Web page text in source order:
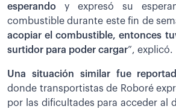
esperando y expresó su
combustible durante este fin de
acopiar el combustible, entonces
surtidor para poder cargar”, explicó.
Una situación similar fue
donde transportistas de Roboré
por las dificultades para acceder al